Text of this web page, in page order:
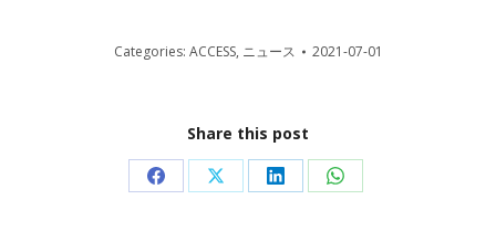
Categories: ACCESS, ニュース 2021-07-01
Share this post
Share Share Share Share